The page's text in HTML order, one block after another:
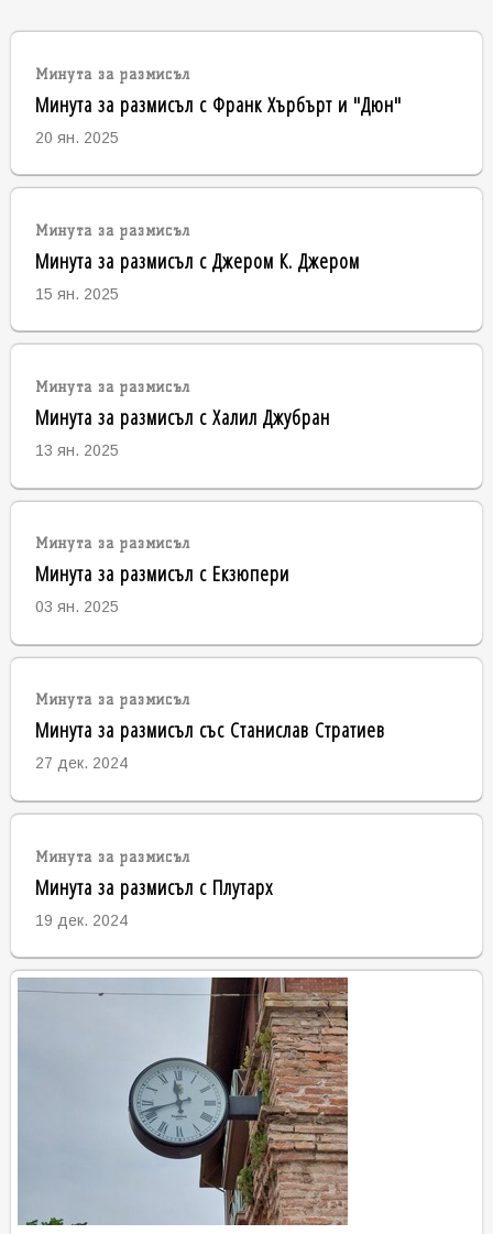
Минута за размисъл
Минута за размисъл с Франк Хърбърт и "Дюн"
20 ян. 2025
Минута за размисъл
Минута за размисъл с Джером К. Джером
15 ян. 2025
Минута за размисъл
Минута за размисъл с Халил Джубран
13 ян. 2025
Минута за размисъл
Минута за размисъл с Екзюпери
03 ян. 2025
Минута за размисъл
Минута за размисъл със Станислав Стратиев
27 дек. 2024
Минута за размисъл
Минута за размисъл с Плутарх
19 дек. 2024